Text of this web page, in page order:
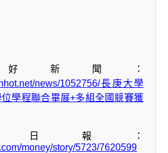
新聞：
news/1052756/長庚大學
學程聯合畢展+多組全國競賽獲
日報：
money/story/5723/7620599